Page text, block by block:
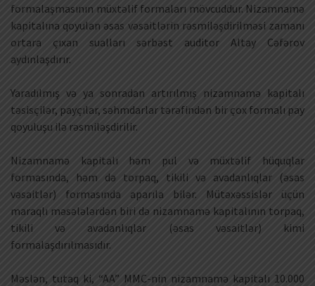
formalaşmasının müxtəlif formaları mövcuddur. Nizamnamə
kapitalına qoyulan əsas vəsaitlərin rəsmiləşdirilməsi zamanı
ortara çıxan sualları sərbəst auditor Altay Cəfərov
aydınlaşdırır.
Yaradılmış və ya sonradan artırılmış nizamnamə kapitalı
təsisçilər, payçılar, səhmdarlar tərəfindən bir çox formalı pay
qoyuluşu ilə rəsmiləşdirilir.
Nizamnamə kapitalı həm pul və müxtəlif hüquqlar
formasında, həm də torpaq, tikili və avadanlıqlar (əsas
vəsaitlər) formasında aparıla bilər. Mütəxəssislər üçün
maraqlı məsələlərdən biri də nizamnamə kapitalının torpaq,
tikili və avadanlıqlar (əsas vəsaitlər) kimi
formalaşdırılmasıdır.
Məslən, tutaq ki, “AA” MMC-nin nizamnamə kapitalı 10.000